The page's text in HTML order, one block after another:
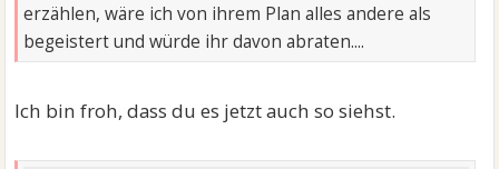
erzählen, wäre ich von ihrem Plan alles andere als
begeistert und würde ihr davon abraten....
Ich bin froh, dass du es jetzt auch so siehst.